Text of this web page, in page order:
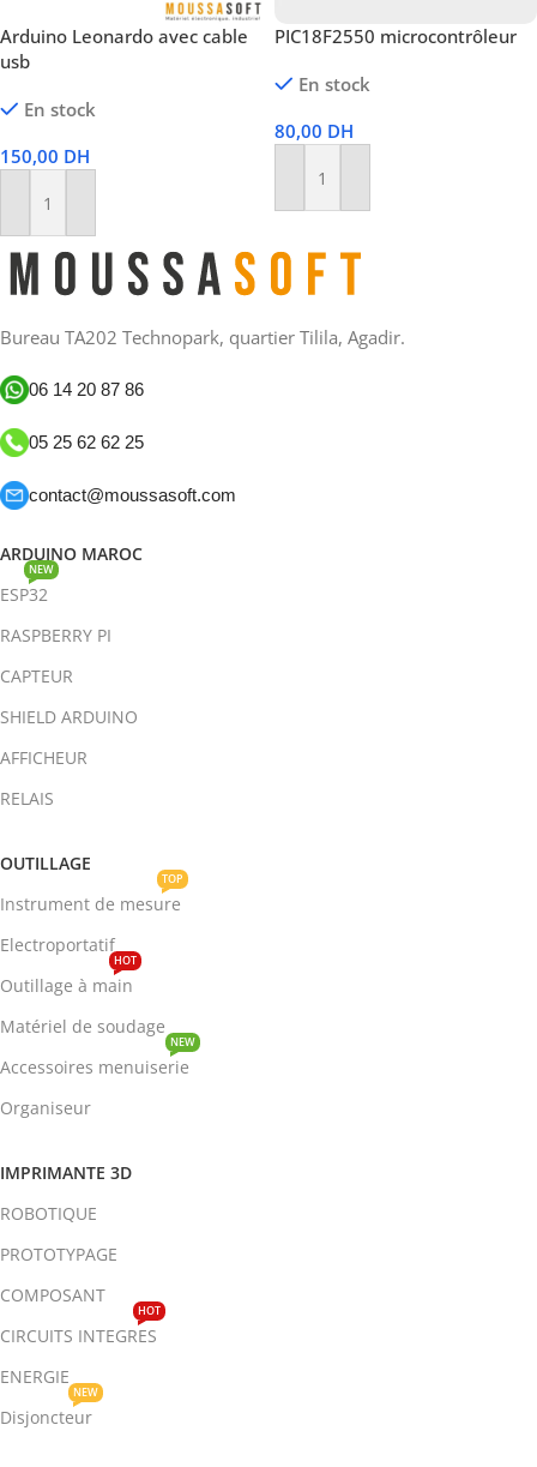
Arduino Leonardo avec cable
usb
En stock
150,00 DH
Ajouter Au Panier
PIC18F2550 microcontrôleur
En stock
80,00 DH
Ajouter Au Panier
Bureau TA202 Technopark, quartier Tilila, Agadir.
06 14 20 87 86
05 25 62 62 25
contact@moussasoft.com
ARDUINO MAROC
ESP32
NEW
RASPBERRY PI
CAPTEUR
SHIELD ARDUINO
AFFICHEUR
RELAIS
OUTILLAGE
Instrument de mesure
TOP
Electroportatif
Outillage à main
HOT
Matériel de soudage
Accessoires menuiserie
NEW
Organiseur
IMPRIMANTE 3D
ROBOTIQUE
PROTOTYPAGE
COMPOSANT
CIRCUITS INTEGRES
HOT
ENERGIE
Disjoncteur
NEW